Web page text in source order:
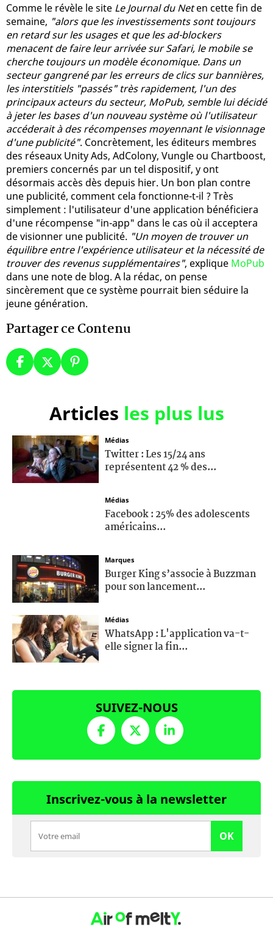
Comme le révèle le site Le Journal du Neten cette fin de
semaine, "alors que les investissements sont toujours
en retard sur les usages et que les ad-blockers
menacent de faire leur arrivée sur Safari, le mobile se
cherche toujours un modèle économique. Dans un
secteur gangrené par les erreurs de clics sur bannières,
les interstitiels "passés" très rapidement, l'un des
principaux acteurs du secteur, MoPub, semble lui décidé
à jeter les bases d'un nouveau système où l'utilisateur
accéderait à des récompenses moyennant le visionnage
d'une publicité". Concrètement, les éditeurs membres
des réseaux Unity Ads, AdColony, Vungle ou Chartboost,
premiers concernés par un tel dispositif, y ont
désormais accès dès depuis hier. Un bon plan contre
une publicité, comment cela fonctionne-t-il ? Très
simplement : l'utilisateur d'une application bénéficiera
d'une récompense "in-app" dans le cas où il acceptera
de visionner une publicité. "Un moyen de trouver un
équilibre entre l'expérience utilisateur et la nécessité de
trouver des revenus supplémentaires", explique MoPub
dans une note de blog. A la rédac, on pense
sincèrement que ce système pourrait bien séduire la
jeune génération.
Partager ce Contenu
Articles les plus lus
Médias
Twitter : Les 15/24 ans
représentent 42 % des...
Médias
Facebook : 25% des adolescents
américains...
Marques
Burger King s’associe à Buzzman
pour son lancement...
Médias
WhatsApp : L'application va-t-
elle signer la fin...
SUIVEZ-NOUS
Inscrivez-vous à la newsletter
OK